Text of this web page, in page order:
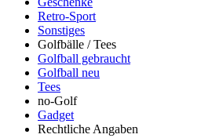
Retro-Sport
Sonstiges
Golfbälle / Tees
Golfball gebraucht
Golfball neu
Tees
no-Golf
Gadget
Rechtliche Angaben